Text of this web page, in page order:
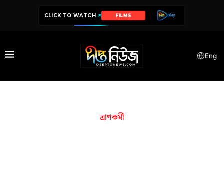
CLICK TO WATCH FILMS
Eng
ত্রাণকর্মী